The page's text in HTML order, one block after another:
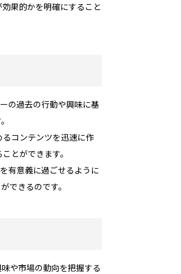
果的かを明確にすること
の過去の行動や興味に基
コンテンツを迅速に作
とができます。
有意義に過ごせるように
できるのです。
や市場の動向を把握する